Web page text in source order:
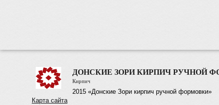
ДОНСКИЕ ЗОРИ КИРПИЧ РУЧНОЙ
Кирпич
2015 «Донские Зори кирпич ручной формовки»
Карта сайта